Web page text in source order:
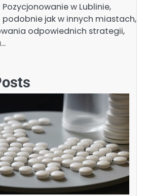
Pozycjonowanie w Lublinie,
podobnie jak w innych miastach,
odpowiednich strategii,